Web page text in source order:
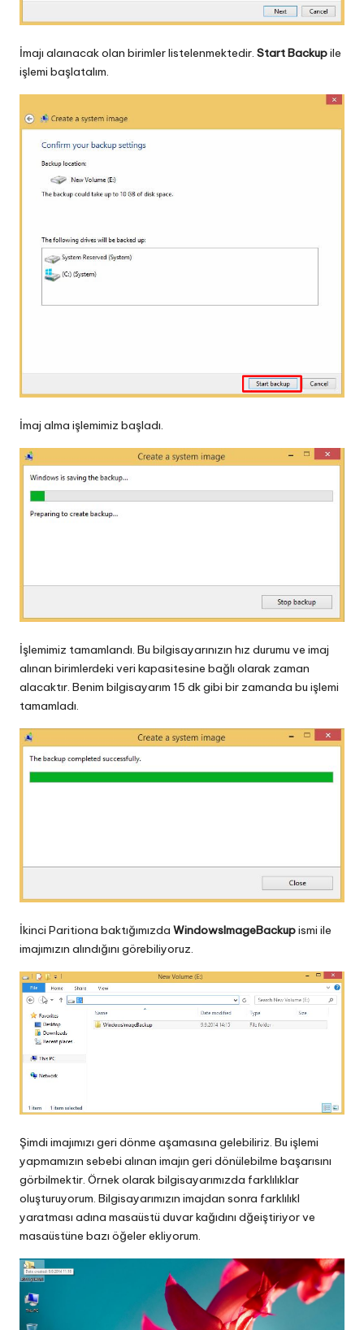
İmajı alaınacak olan birimler listelenmektedir. Start Backupile
işlemi başlatalım.
İmaj alma işlemimiz başladı.
İşlemimiz tamamlandı. Bu bilgisayarınızın hız durumu ve imaj
alınan birimlerdeki veri kapasitesine bağlı olarak zaman
alacaktır. Benim bilgisayarım 15 dk gibi bir zamanda bu işlemi
tamamladı.
İkinci Paritiona baktığımızda WindowsImageBackupismi ile
imajımızın alındığını görebiliyoruz.
Şimdi imajımızı geri dönme aşamasına gelebiliriz. Bu işlemi
yapmamızın sebebi alınan imajın geri dönülebilme başarısını
görbilmektir. Örnek olarak bilgisayarımızda farklılıklar
oluşturuyorum. Bilgisayarımızın imajdan sonra farklılıkl
yaratması adına masaüstü duvar kağıdını dğeiştiriyor ve
masaüstüne bazı öğeler ekliyorum.